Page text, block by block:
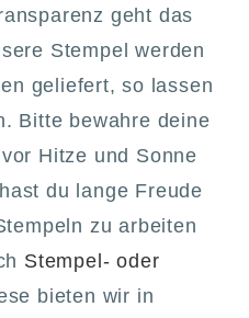
geht das
Stempel werden
geliefert, so lassen
Bitte bewahre deine
Hitze und Sonne
du lange Freude
zu arbeiten
Stempel- oder
bieten wir in